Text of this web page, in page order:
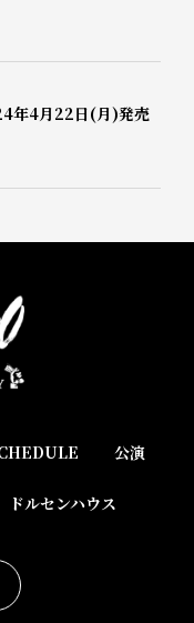
年4月22日(月)発売
公演
ドルセンハウス